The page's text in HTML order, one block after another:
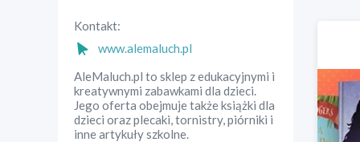
Kontakt:
www.alemaluch.pl
AleMaluch.pl to sklep z edukacyjnymi i
kreatywnymi zabawkami dla dzieci.
Jego oferta obejmuje także książki dla
dzieci oraz plecaki, tornistry, piórniki i
inne artykuły szkolne.